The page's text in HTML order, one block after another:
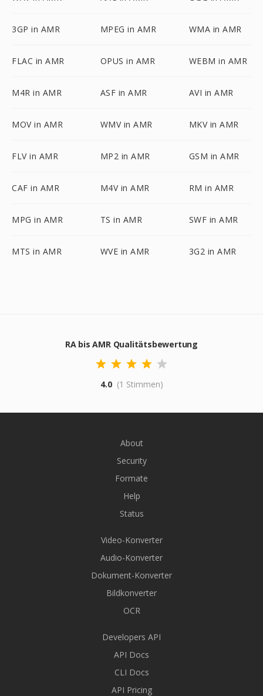
3GP in AMR MPEG in AMR WMA in AMR
FLAC in AMR OPUS in AMR WEBM in AMR
M4R in AMR ASF in AMR AVI in AMR
MOV in AMR WMV in AMR MKV in AMR
FLV in AMR MP2 in AMR GSM in AMR
CAF in AMR M4V in AMR RM in AMR
MPG in AMR TS in AMR SWF in AMR
MTS in AMR WVE in AMR 3G2 in AMR
RA bis AMR Qualitätsbewertung
4.0 (1 Stimmen)
About
Security
Formate
Help
Status
Video-Konverter
Audio-Konverter
Dokument-Konverter
Bildkonverter
OCR
Developers API
API Docs
CLI Docs
API Pricing